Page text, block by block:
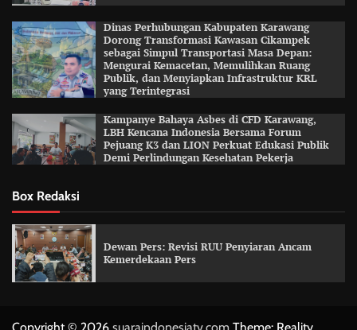
Dinas Perhubungan Kabupaten Karawang
Dorong Transformasi Kawasan Cikampek
sebagai Simpul Transportasi Masa Depan:
Mengurai Kemacetan, Memulihkan Ruang
Publik, dan Menyiapkan Infrastruktur KRL
yang Terintegrasi
Kampanye Bahaya Asbes di CFD Karawang,
LBH Kencana Indonesia Bersama Forum
Pejuang K3 dan LION Perkuat Edukasi Publik
Demi Perlindungan Kesehatan Pekerja
Box Redaksi
Dewan Pers: Revisi RUU Penyiaran Ancam
Kemerdekaan Pers